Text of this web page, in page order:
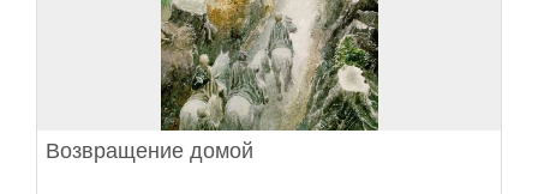
Возвращение домой